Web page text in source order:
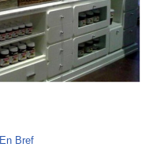
En Bref